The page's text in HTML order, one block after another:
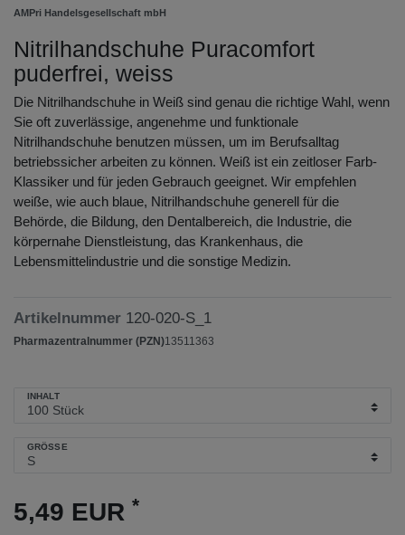
AMPri Handelsgesellschaft mbH
Nitrilhandschuhe Puracomfort
puderfrei, weiss
Die Nitrilhandschuhe in Weiß sind genau die richtige Wahl, wenn
Sie oft zuverlässige, angenehme und funktionale
Nitrilhandschuhe benutzen müssen, um im Berufsalltag
betriebssicher arbeiten zu können. Weiß ist ein zeitloser Farb-
Klassiker und für jeden Gebrauch geeignet. Wir empfehlen
weiße, wie auch blaue, Nitrilhandschuhe generell für die
Behörde, die Bildung, den Dentalbereich, die Industrie, die
körpernahe Dienstleistung, das Krankenhaus, die
Lebensmittelindustrie und die sonstige Medizin.
Artikelnummer 120-020-S_1
Pharmazentralnummer (PZN)13511363
INHALT
GRÖSSE
5,49 EUR *